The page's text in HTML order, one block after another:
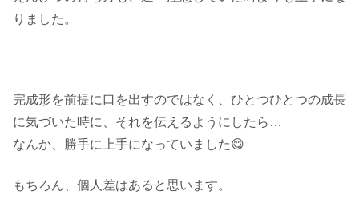
りました。
完成形を前提に口を出すのではなく、ひとつひとつの成長
に気づいた時に、それを伝えるようにしたら…
なんか、勝手に上手になっていました😋
もちろん、個人差はあると思います。